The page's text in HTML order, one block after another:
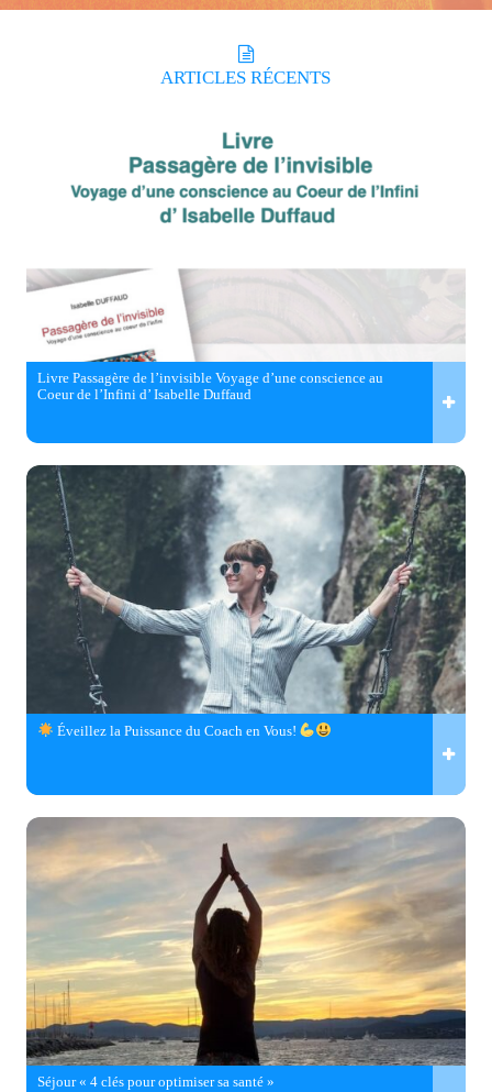
ARTICLES RÉCENTS
Livre Passagère de l’invisible Voyage d’une conscience au
Coeur de l’Infini d’ Isabelle Duffaud
Éveillez la Puissance du Coach en Vous!
Séjour « 4 clés pour optimiser sa santé »